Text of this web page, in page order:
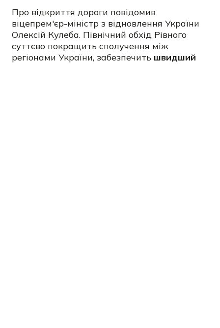
Про відкриття дороги повідомив
віцепрем'єр-міністр з відновлення України
Олексій Кулеба. Північний обхід Рівного
суттєво покращить сполучення між
регіонами України, забезпечить швидший